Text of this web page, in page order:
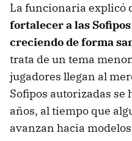
La funcionaria explicó
fortalecer a las
creciendo de forma
trata de un tema
jugadores llegan al
Sofipos autorizadas se
años, al tiempo que
avanzan hacia